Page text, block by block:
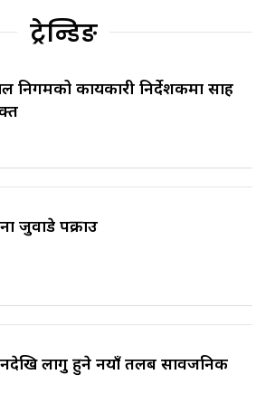
ट्रेन्डिङ
कार्यकारी निर्देशकमा साह
जुवाडे पक्राउ
लागु हुने नयाँ तलब सार्वजनिक